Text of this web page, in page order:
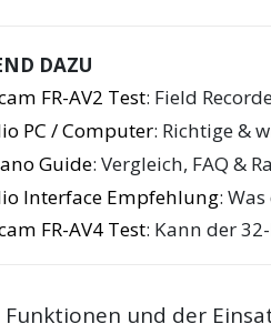
DAZU
FR-AV2 Test: Field
PC / Computer: Richtige &
Guide: Vergleich, FAQ &
Interface Empfehlung:
FR-AV4 Test: Kann der
Funktionen und der